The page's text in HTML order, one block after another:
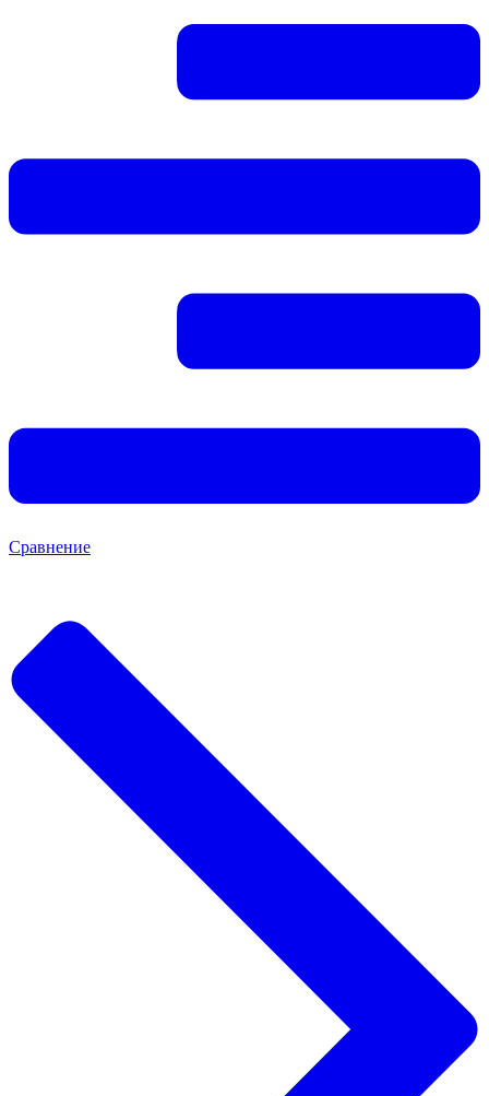
Сравнение